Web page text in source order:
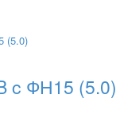
c ФН15 (5.0)